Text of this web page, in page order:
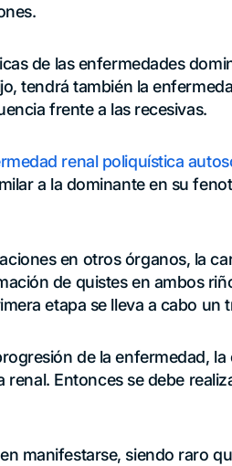
de las enfermedades
tendrá también la
frente a las recesivas.
renal poliquística
a la dominante en su
en otros órganos, la
de quistes en ambos
etapa se lleva a cabo un
de la enfermedad,
renal. Entonces se debe
manifestarse, siendo raro